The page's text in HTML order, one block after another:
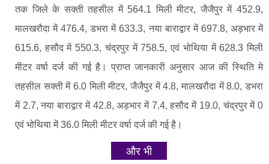
तक जिले के सक्ती तहसील में 564.1 मिली मीटर, जैजैपुर में 452.9,
मालखरौदा में 476.4, डभरा में 633.3, नया बाराद्वार में 697.8, अड़भार में
615.6, हसौद में 550.3, चंद्रपुर में 758.5, एवं भोथिया में 628.3 मिली
मीटर वर्षा दर्ज की गई है। प्राप्त जानकारी अनुसार आज की स्थिति मे
तहसील सक्ती में 6.0 मिली मीटर, जैजैपुर में 4.8, मालखरौदा में 8.0, डभरा
में 2.7, नया बाराद्वार में 42.8, अड़भार में 7.4, हसौद में 19.0, चंद्रपुर में 0
एवं भोथिया में 36.0 मिली मीटर वर्षा दर्ज की गई है।
और भी